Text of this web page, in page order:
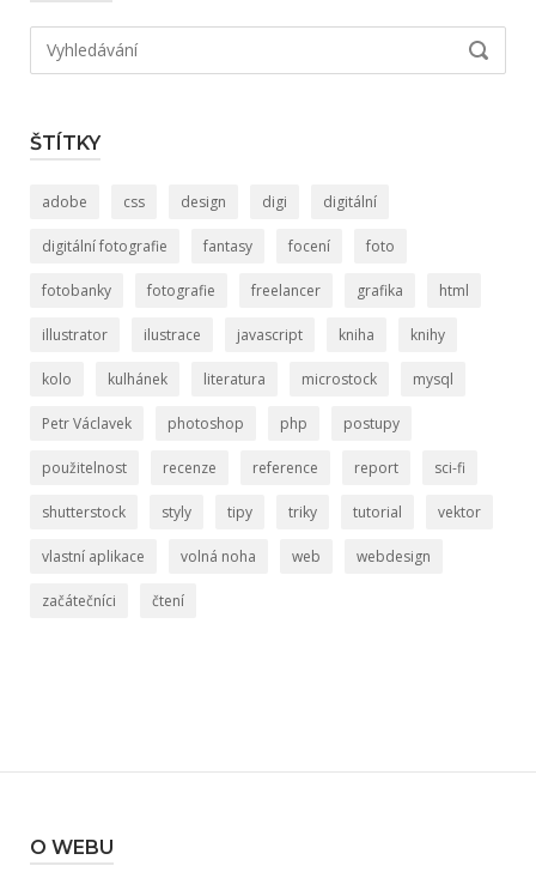
Hledat:
ŠTÍTKY
adobe css design digi digitální
digitální fotografie fantasy focení foto
fotobanky fotografie freelancer grafika html
illustrator ilustrace javascript kniha knihy
kolo kulhánek literatura microstock mysql
Petr Václavek photoshop php postupy
použitelnost recenze reference report sci-fi
shutterstock styly tipy triky tutorial vektor
vlastní aplikace volná noha web webdesign
začátečníci čtení
O WEBU